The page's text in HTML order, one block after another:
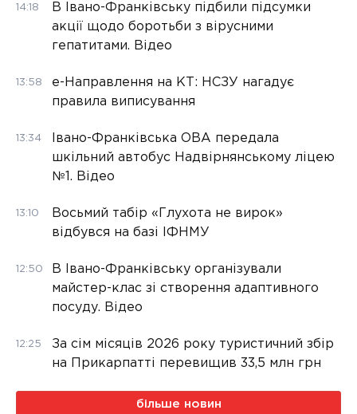
14:18
В Івано-Франківську підбили підсумки
акції щодо боротьби з вірусними
гепатитами. Відео
13:58
е-Направлення на КТ: НСЗУ нагадує
правила виписування
13:34
Івано-Франківська ОВА передала
шкільний автобус Надвірнянському ліцею
№1. Відео
13:10
Восьмий табір «Глухота не вирок»
відбувся на базі ІФНМУ
12:50
В Івано-Франківську організували
майстер-клас зі створення адаптивного
посуду. Відео
12:25
За сім місяців 2026 року туристичний збір
на Прикарпатті перевищив 33,5 млн грн
більше новин